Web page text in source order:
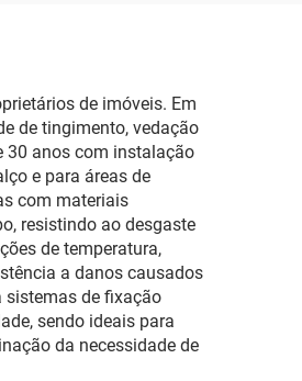
de imóveis. Em
de tingimento, vedação
30 anos com instalação
e para áreas de
com materiais
resistindo ao desgaste
de temperatura,
a danos causados
sistemas de fixação
sendo ideais para
da necessidade de